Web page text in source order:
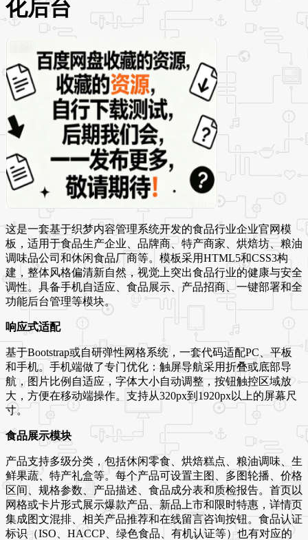
化后台
这是一套基于织梦内容管理系统开发的食品行业企业官网模
板，适用于食品生产企业、品牌商、特产商家、烘焙坊、粮油
调味品公司和休闲食品厂商等。模板采用HTML5和CSS3构
建，整体风格偏清新自然，视觉上突出食品行业的健康与安全
调性。具备手机自适应、食品展示、产品招商、一键部署和全
功能后台管理等模块。
响应式适配
基于Bootstrap或自研弹性网格系统，一套代码适配PC、平板
和手机。手机端做了专门优化：触屏导航采用折叠或底部导
航，图片比例自适应，字体大小自动调整，按钮触控区域放
大，方便在移动端操作。支持从320px到1920px以上的屏幕尺
寸。
食品展示模块
产品支持多级分类，包括休闲零食、烘焙糕点、粮油调味、生
鲜果蔬、特产礼盒等。每个产品可设置主图、多图轮播、价格
区间、规格参数、产品描述、食品成分表和质检报告。首页以
网格或卡片形式展示爆款产品、新品上市和限时特惠，详情页
集成图文混排、相关产品推荐和在线留言咨询按钮。食品认证
标识（ISO、HACCP、绿色食品、有机认证等）也有对应的